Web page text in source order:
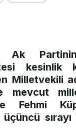
Ak
kesinlik
Milletvekili
mevcut
Fehmi